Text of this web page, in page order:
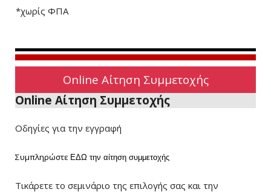
*χωρίς ΦΠΑ
Online Αίτηση Συμμετοχής
Online Αίτηση Συμμετοχής
Οδηγίες για την εγγραφή
Συμπληρώστε ΕΔΩ την αίτηση συμμετοχής
Τικάρετε το σεμινάριο της επιλογής σας και την